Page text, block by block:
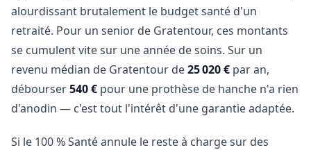
alourdissant brutalement le budget santé d'un
retraité. Pour un senior de Gratentour, ces montants
se cumulent vite sur une année de soins. Sur un
revenu médian de Gratentour de25 020 € par an,
débourser540 € pour une prothèse de hanche n'a rien
d'anodin — c'est tout l'intérêt d'une garantie adaptée.
Si le 100 % Santé annule le reste à charge sur des